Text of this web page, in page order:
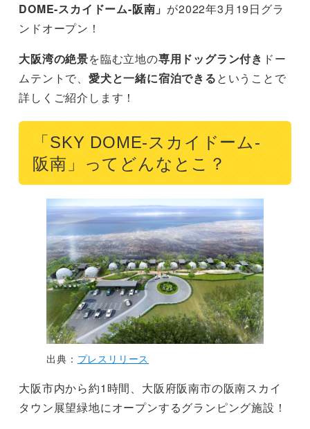
DOME-スカイドーム-阪南」 が2022年3月19日グラ
ンドオープン！
大阪湾の絶景を臨む立地の専用ドッグラン付き ドー
ムテントで、 愛犬と一緒に宿泊できるということで
詳しくご紹介します！
「SKY DOME-スカイドーム-
阪南」ってどんなとこ？
出典： プレスリリース
大阪市内から約1時間、大阪府阪南市の阪南スカイ
タウン展望緑地にオープンするグランピング施設！